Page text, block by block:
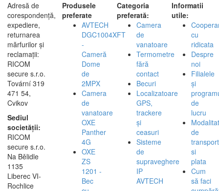
Adresă de
corespondență,
expediere,
returnarea
mărfurilor și
reclamații:
RICOM
secure s.r.o.
Tovární 319
471 54,
Cvikov
Sediul
societății:
RICOM
secure s.r.o.
Na Bělidle
1135
Liberec VI-
Rochlice
Produsele
preferate
AVTECH
DGC1004XFT
-
Cameră
Dome
de
2MPX
Camera
de
vanatoare
OXE
Panther
4G
OXE
ZS
1201 -
Bec
Categoria
preferată:
Camera
de
vanatoare
Termometre
fără
contact
Becuri
Localizatoare
GPS,
trackere
și
ceasuri
Sisteme
de
supraveghere
IP
AVTECH
Informatii
utile:
cu
ridicata
Despre
noi
Filialele
și
de
lucru
de
transport
si
plata
Cum
să faci